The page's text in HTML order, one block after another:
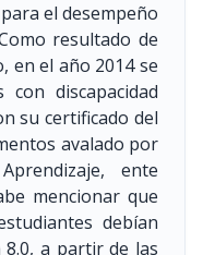
el desempeño
resultado de
en el año 2014 se
discapacidad
su certificado del
avalado por
ente
mencionar que
debían
a partir de las